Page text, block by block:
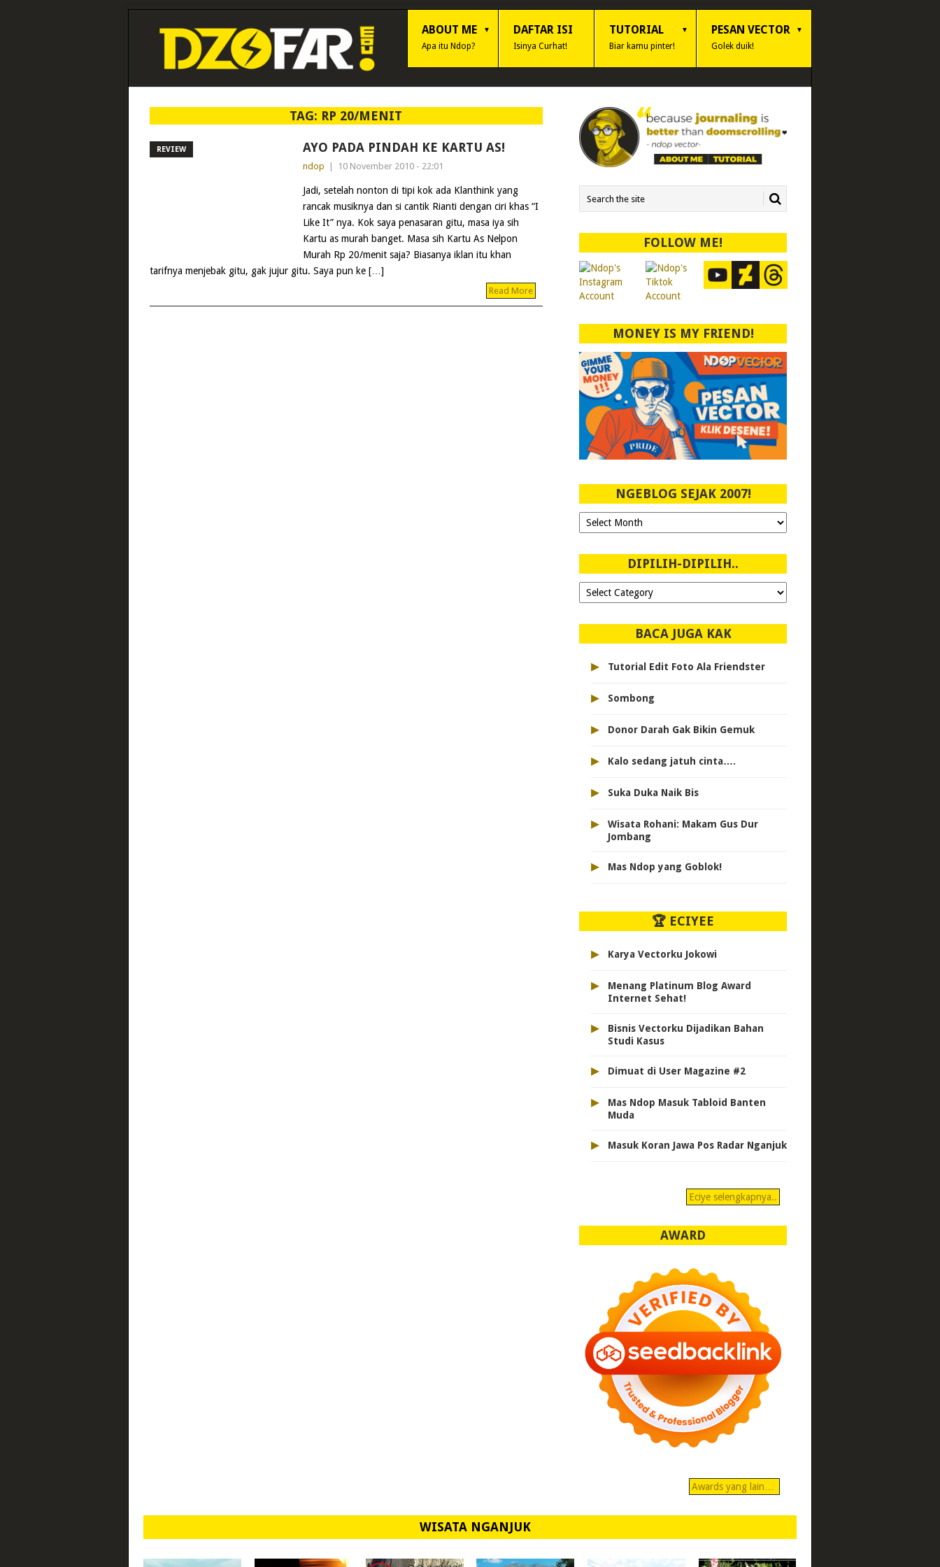
ABOUT ME
Apa itu Ndop?
DAFTAR ISI
Isinya Curhat!
TUTORIAL
Biar kamu pinter!
PESAN VECTOR
Golek duik!
TAG: RP 20/MENIT
REVIEW AYO PADA PINDAH KE KARTU AS!
ndop 10 November 2010 - 22:01
Jadi, setelah nonton di tipi kok ada Klanthink yang
rancak musiknya dan si cantik Rianti dengan ciri khas “I
Like It” nya. Kok saya penasaran gitu, masa iya sih
Kartu as murah banget. Masa sih Kartu As Nelpon
Murah Rp 20/menit saja? Biasanya iklan itu khan
tarifnya menjebak gitu, gak jujur gitu. Saya pun ke […]
Read More
FOLLOW ME!
MONEY IS MY FRIEND!
NGEBLOG SEJAK 2007!
Ngeblog
Sejak
DIPILIH-DIPILIH..
Dipilih-
dipilih..
BACA JUGA KAK
▸ Tutorial Edit Foto Ala Friendster
▸ Sombong
▸ Donor Darah Gak Bikin Gemuk
▸ Kalo sedang jatuh cinta….
▸ Suka Duka Naik Bis
▸
Wisata Rohani: Makam Gus Dur
Jombang
▸ Mas Ndop yang Goblok!
🏆 ECIYEE
▸ Karya Vectorku Jokowi
▸
Menang Platinum Blog Award
Internet Sehat!
▸
Bisnis Vectorku Dijadikan Bahan
Studi Kasus
▸ Dimuat di User Magazine #2
▸
Mas Ndop Masuk Tabloid Banten
Muda
▸ Masuk Koran Jawa Pos Radar Nganjuk
Eciye selengkapnya..
AWARD
Awards yang lain…
WISATA NGANJUK